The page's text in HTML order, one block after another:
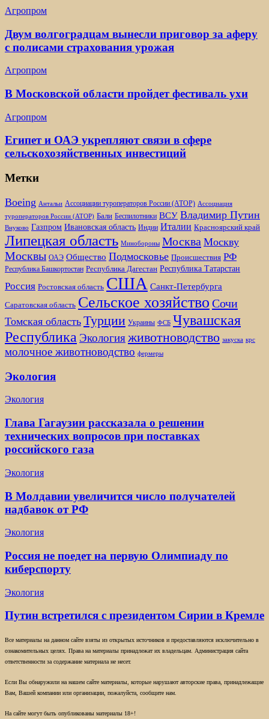
Агропром
Двум волгоградцам вынесли приговор за аферу
с полисами страхования урожая
Агропром
В Московской области пройдет фестиваль ухи
Агропром
Египет и ОАЭ укрепляют связи в сфере
сельскохозяйственных инвестиций
Метки
Boeing Антальи Ассоциации туроператоров России (АТОР) Ассоциация
туроператоров России (АТОР) Бали Беспилотники ВСУ Владимир Путин
Внуково Газпром Ивановская область Индии Италии Красноярский край
Липецкая область Минобороны Москва Москву
Москвы ОАЭ Общество Подмосковье Происшествия РФ
Республика Башкортостан Республика Дагестан Республика Татарстан
Россия Ростовская область США Санкт-Петербурга
Саратовская область Сельское хозяйство Сочи
Томская область Турции Украины ФСБ Чувашская
Республика Экологияживотноводство закуска крс
молочное животноводство фермеры
Экология
Экология
Глава Гагаузии рассказала о решении
технических вопросов при поставках
российского газа
Экология
В Молдавии увеличится число получателей
надбавок от РФ
Экология
Россия не поедет на первую Олимпиаду по
киберспорту
Экология
Путин встретился с президентом Сирии в Кремле
Все материалы на данном сайте взяты из открытых источников и предоставляются исключительно в
ознакомительных целях. Права на материалы принадлежат их владельцам. Администрация сайта
ответственности за содержание материала не несет.
Если Вы обнаружили на нашем сайте материалы, которые нарушают авторские права, принадлежащие
Вам, Вашей компании или организации, пожалуйста, сообщите нам.
На сайте могут быть опубликованы материалы 18+!